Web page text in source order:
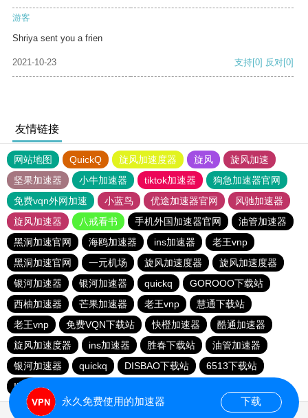
游客
Shriya sent you a frien
2021-10-23 支持[0] 反对[0]
友情链接
网站地图 QuickQ 旋风加速度器 旋风
旋风加速
坚果加速器
小牛加速器 tiktok加速器
狗急加速器官网
免费vqn外网加速
小蓝鸟 优途加速器官网
风驰加速器
旋风加速器
八戒看书 手机外国加速器官网
油管加速器
黑洞加速官网
海鸥加速器 ins加速器
老王vnp
黑洞加速官网
一元机场 旋风加速度器
旋风加速度器
银河加速器
银河加速器 quickq
GOROOO下载站
西柚加速器
芒果加速器 老王vnp
慧通下载站
老王vnp
免费VQN下载站 快橙加速器
酷通加速器
旋风加速度器
ins加速器 胜春下载站
油管加速器
银河加速器
quickq DISBAO下载站
6513下载站
INS下载站
永久免费使用的加速器 下载